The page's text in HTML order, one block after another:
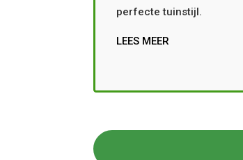
perfecte tuinstijl.
LEES MEER